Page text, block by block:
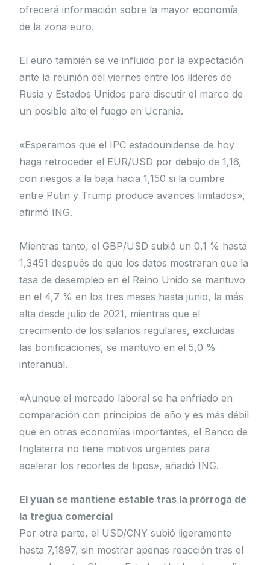
ofrecerá información sobre la mayor economía
de la zona euro.
El euro también se ve influido por la expectación
ante la reunión del viernes entre los líderes de
Rusia y Estados Unidos para discutir el marco de
un posible alto el fuego en Ucrania.
«Esperamos que el IPC estadounidense de hoy
haga retroceder el EUR/USD por debajo de 1,16,
con riesgos a la baja hacia 1,150 si la cumbre
entre Putin y Trump produce avances limitados»,
afirmó ING.
Mientras tanto, el GBP/USD subió un 0,1 % hasta
1,3451 después de que los datos mostraran que la
tasa de desempleo en el Reino Unido se mantuvo
en el 4,7 % en los tres meses hasta junio, la más
alta desde julio de 2021, mientras que el
crecimiento de los salarios regulares, excluidas
las bonificaciones, se mantuvo en el 5,0 %
interanual.
«Aunque el mercado laboral se ha enfriado en
comparación con principios de año y es más débil
que en otras economías importantes, el Banco de
Inglaterra no tiene motivos urgentes para
acelerar los recortes de tipos», añadió ING.
El yuan se mantiene estable tras la prórroga de
la tregua comercial
Por otra parte, el USD/CNY subió ligeramente
hasta 7,1897, sin mostrar apenas reacción tras el